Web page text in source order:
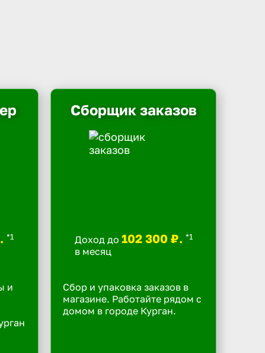
*1
и
Сборщик заказов
Доход до 102 300 ₽. *1
в месяц
Сбор и упаковка заказов в
магазине. Работайте рядом с
домом в городе Курган.